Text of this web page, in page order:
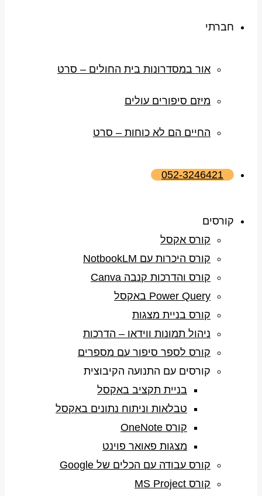
חברתי
אור במסדרונות בית החולים – סרט
מיזם סיפורים עולים
החיים הם לא כוחות – סרט
052-3246421
קורסים
קורס אקסל
קורס היכרות עם NotbookLM
קורס והדרכות קנבה Canva
Power Query באקסל
קורס בניית מצגות
ניהול תמונות ווידאו – הדרכות
קורס לספר סיפור עם מספרים
קורסים עם התנועה הקיבוצית
בניית תקציב באקסל
טבלאות וניתוח נתונים באקסל
קורס OneNote
מצגות פאואר פוינט
קורס עבודה עם הכלים של Google
קורס MS Project